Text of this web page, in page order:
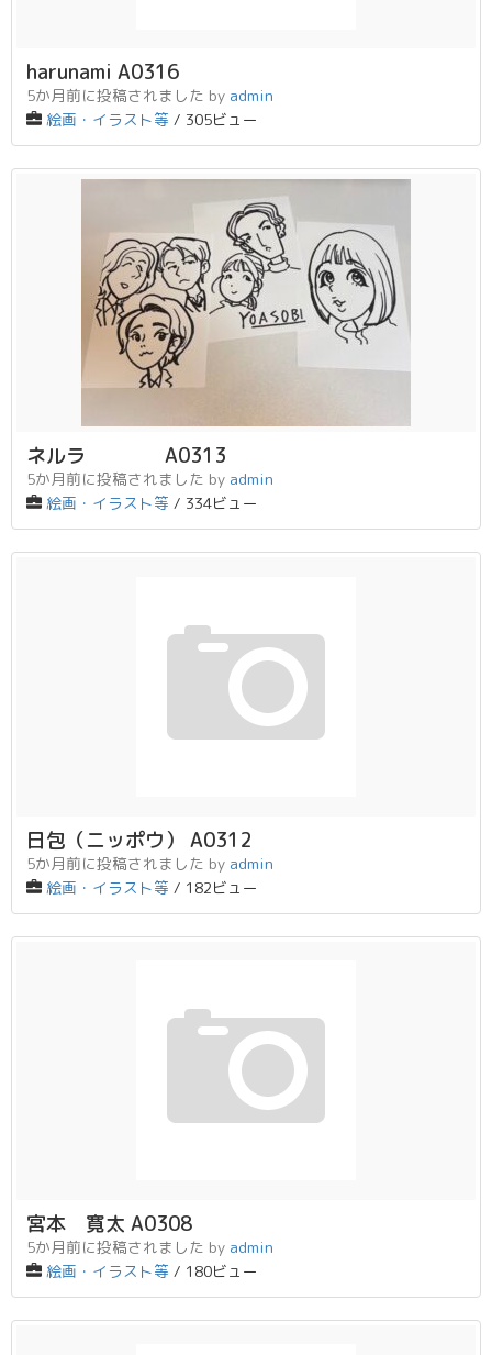
harunami A0316
5か月前に投稿されました by admin
絵画・イラスト等 / 305ビュー
ネルラ A0313
5か月前に投稿されました by admin
絵画・イラスト等 / 334ビュー
日包（ニッポウ） A0312
5か月前に投稿されました by admin
絵画・イラスト等 / 182ビュー
宮本 寛太 A0308
5か月前に投稿されました by admin
絵画・イラスト等 / 180ビュー